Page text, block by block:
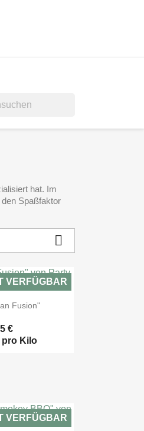
hat. Im
Spaßfaktor

Fusion"
€
pro Kilo
VERFÜGBAR
VERFÜGBAR